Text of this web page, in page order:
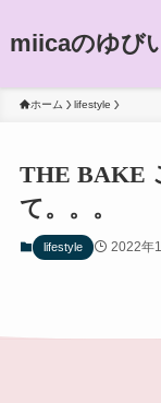
miicaのゆび
ホーム lifestyle
THE BAKE
て。。。
lifestyle 2022年